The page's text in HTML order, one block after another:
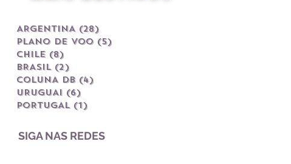
ARGENTINA (28)
PLANO DE VOO (5)
CHILE (8)
BRASIL (2)
COLUNA DB (4)
URUGUAI (6)
PORTUGAL (1)
SIGA NAS REDES